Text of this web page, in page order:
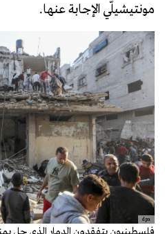
مونتيشيلّي الإجابة عنها.
dpa